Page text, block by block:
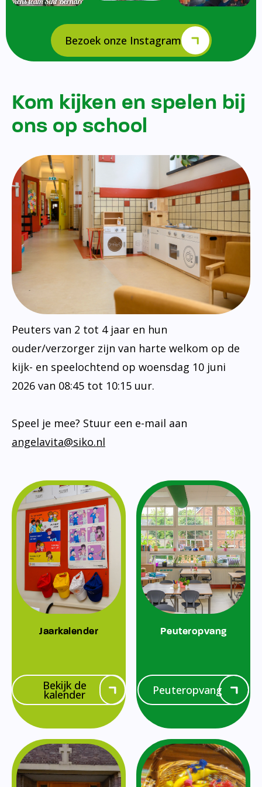
Bezoek onze Instagram
Kom kijken en spelen bij
ons op school
Peuters van 2 tot 4 jaar en hun
ouder/verzorger zijn van harte welkom op de
kijk- en speelochtend op woensdag 10 juni
2026 van 08:45 tot 10:15 uur.
Speel je mee? Stuur een e-mail aan
angelavita@siko.nl
Jaarkalender
Bekijk de
kalender
Peuteropvang
Peuteropvang